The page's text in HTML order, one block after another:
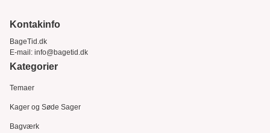
Kontakinfo
BageTid.dk
E-mail: info@bagetid.dk
Kategorier
Temaer
Kager og Søde Sager
Bagværk